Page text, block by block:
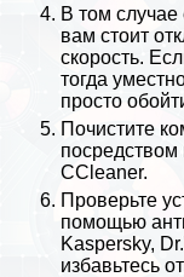
В том случае
вам стоит
скорость.
тогда
просто
Почистите
посредством
CCleaner.
Проверьте
помощью
Kaspersky,
избавьтесь